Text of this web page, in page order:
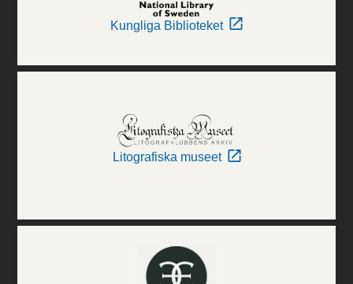
Kungliga Biblioteket
Litografiska museet